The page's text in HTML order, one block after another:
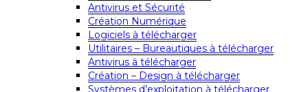
Antivirus et Sécurité
Création Numérique
Logiciels à télécharger
Utilitaires – Bureautiques à télécharger
Antivirus à télécharger
Création – Design à télécharger
Systèmes d’exploitation à télécharger